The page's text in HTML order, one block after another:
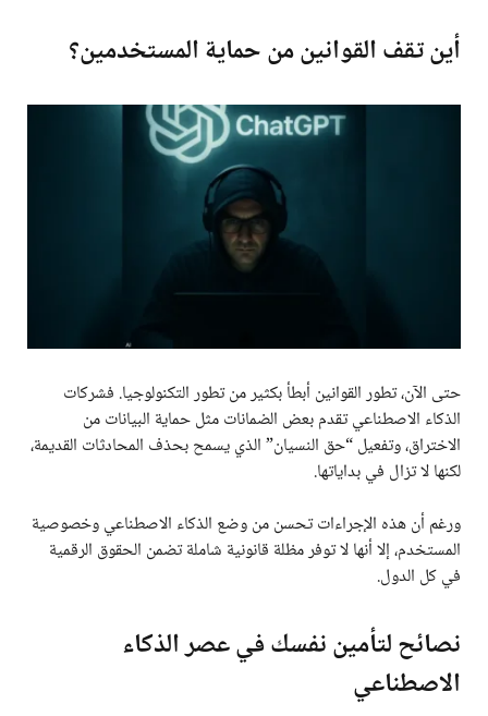
أين تقف القوانين من حماية المستخدمين؟
حتى الآن، تطور القوانين أبطأ بكثير من تطور التكنولوجيا. فشركات
الذكاء الاصطناعي تقدم بعض الضمانات مثل حماية البيانات من
الاختراق، وتفعيل “حق النسيان” الذي يسمح بحذف المحادثات القديمة،
لكنها لا تزال في بداياتها.
ورغم أن هذه الإجراءات تحسن من وضع الذكاء الاصطناعي وخصوصية
المستخدم، إلا أنها لا توفر مظلة قانونية شاملة تضمن الحقوق الرقمية
في كل الدول.
نصائح لتأمين نفسك في عصر الذكاء
الاصطناعي